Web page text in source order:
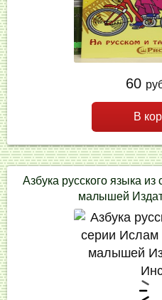
60
В
Азбука русского языка
малышей